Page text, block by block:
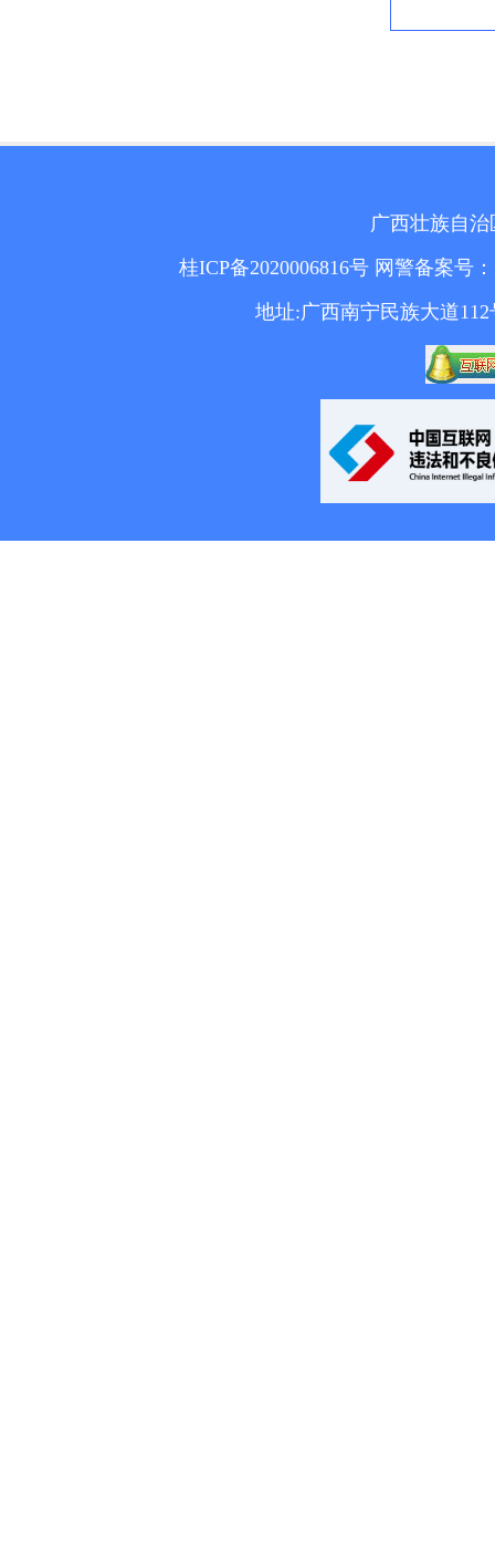
广西壮族自
桂ICP备2020006816号 网警备案号
地址:广西南宁民族大道